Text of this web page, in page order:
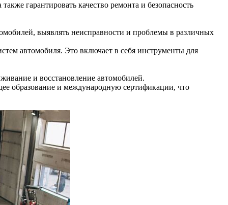
гарантировать качество ремонта и безопасность
выявлять неисправности и проблемы в различных
автомобиля. Это включает в себя инструменты для
и восстановление автомобилей.
образование и международную сертификации, что